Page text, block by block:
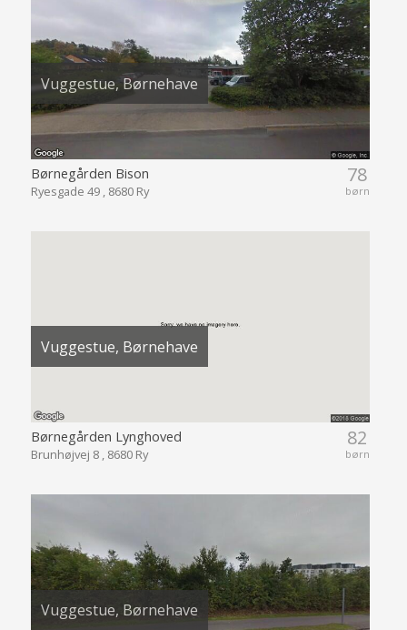
Vuggestue, Børnehave
78
børn
Børnegården Bison
Ryesgade 49 , 8680 Ry
Vuggestue, Børnehave
82
børn
Børnegården Lynghoved
Brunhøjvej 8 , 8680 Ry
Vuggestue, Børnehave